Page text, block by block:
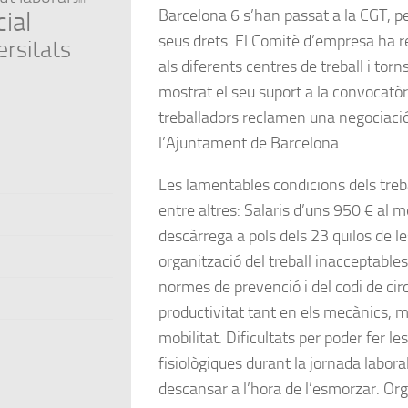
Barcelona 6 s’han passat a la CGT,
seus drets. El Comitè d’empresa ha
als diferents centres de treball i
mostrat el seu suport a la
treballadors reclamen una
l’Ajuntament de Barcelona.
Les lamentables condicions dels
entre altres: Salaris d’uns 950 € al
descàrrega a pols dels 23 quilos de
organització del treball
normes de prevenció i del codi de
productivitat tant en els mecànics,
mobilitat. Dificultats per poder fer
fisiològiques durant la jornada
descansar a l’hora de l’esmorzar.